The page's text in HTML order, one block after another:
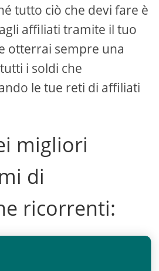
tutto ciò che devi fare è
affiliati tramite il tuo
otterrai sempre una
i soldi che
le tue reti di affiliati
migliori
di
ricorrenti: